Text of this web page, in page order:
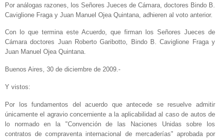
Por análogas razones, los Señores Jueces de Cámara, doctores Bindo B.
Caviglione Fraga y Juan Manuel Ojea Quintana, adhieren al voto anterior.
Con lo que termina este Acuerdo, que firman los Señores Jueces de
Cámara doctores Juan Roberto Garibotto, Bindo B. Caviglione Fraga y
Juan Manuel Ojea Quintana.
Buenos Aires, 30 de diciembre de 2009.-
Y vistos:
Por los fundamentos del acuerdo que antecede se resuelve admitir
únicamente el agravio concerniente a la aplicabilidad al caso de autos de
lo normado en la "Convención de las Naciones Unidas sobre los
contratos de compraventa internacional de mercaderías" aprobada por